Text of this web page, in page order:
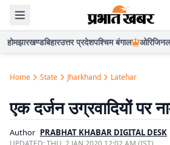
होमझारखण्डबिहारउत्तर प्रदेशपश्चिम बंगाल ओरिजिनल
Home State Jharkhand Latehar
एक दर्जन उग्रवादियों पर
Author PRABHAT KHABAR DIGITAL DESK